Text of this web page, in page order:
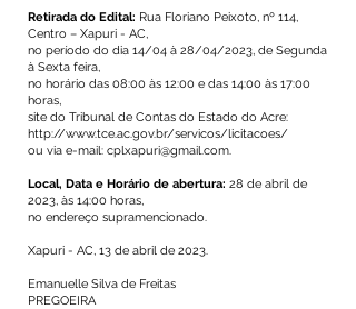
Retirada do Edital: Rua Floriano Peixoto, nº 114,
Centro – Xapuri - AC,
no período do dia 14/04 à 28/04/2023, de Segunda
à Sexta feira,
no horário das 08:00 às 12:00 e das 14:00 às 17:00
horas,
site do Tribunal de Contas do Estado do Acre:
http://www.tce.ac.gov.br/servicos/licitacoes/
ou via e-mail: cplxapuri@gmail.com.
Local, Data e Horário de abertura: 28 de abril de
2023, às 14:00 horas,
no endereço supramencionado.
Xapuri - AC, 13 de abril de 2023.
Emanuelle Silva de Freitas
PREGOEIRA